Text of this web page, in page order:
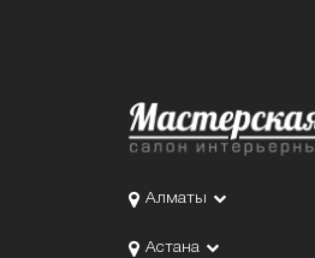
Алматы
Астана